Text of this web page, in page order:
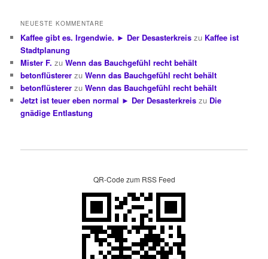
NEUESTE KOMMENTARE
Kaffee gibt es. Irgendwie. ► Der Desasterkreis zu Kaffee ist
Stadtplanung
Mister F. zuWenn das Bauchgefühl recht behält
betonflüsterer zuWenn das Bauchgefühl recht behält
betonflüsterer zuWenn das Bauchgefühl recht behält
Jetzt ist teuer eben normal ► Der Desasterkreis zu Die
gnädige Entlastung
QR-Code zum RSS Feed